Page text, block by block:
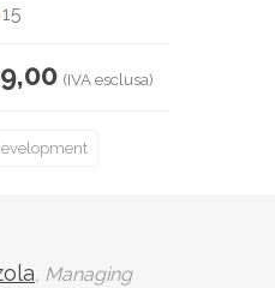
15
(IVA esclusa)
, Managing